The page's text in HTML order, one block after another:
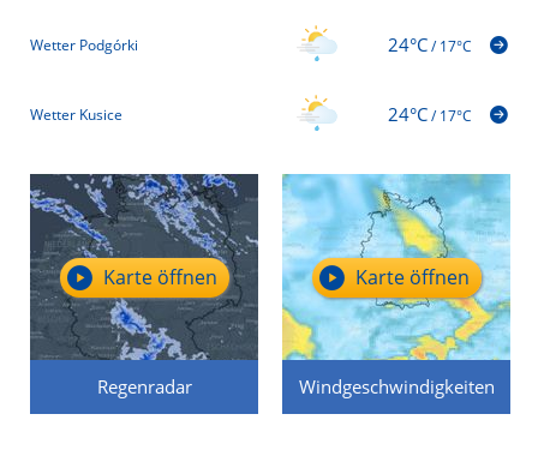
Wetter Podgórki 24°C/17°C
Wetter Kusice 24°C/17°C
Regenradar
Karte öffnen
Windgeschwindigkeiten
Karte öffnen